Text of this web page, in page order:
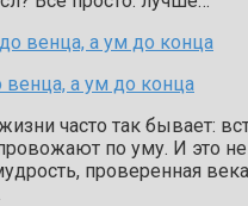
венца, а ум до конца
часто так бывает:
по уму. И это не
проверенная